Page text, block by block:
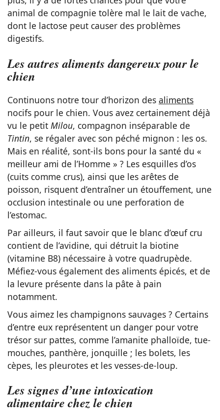
animal de compagnie tolère mal le lait de vache,
dont le lactose peut causer des problèmes
digestifs.
Les autres aliments dangereux pour le
chien
Continuons notre tour d’horizon des aliments
nocifs pour le chien. Vous avez certainement déjà
vu le petit Milou, compagnon inséparable de
Tintin, se régaler avec son péché mignon : les os.
Mais en réalité, sont-ils bons pour la santé du «
meilleur ami de l’Homme » ? Les esquilles d’os
(cuits comme crus), ainsi que les arêtes de
poisson, risquent d’entraîner un étouffement, une
occlusion intestinale ou une perforation de
l’estomac.
Par ailleurs, il faut savoir que le blanc d’œuf cru
contient de l’avidine, qui détruit la biotine
(vitamine B8) nécessaire à votre quadrupède.
Méfiez-vous également des aliments épicés, et de
la levure présente dans la pâte à pain
notamment.
Vous aimez les champignons sauvages ? Certains
d’entre eux représentent un danger pour votre
trésor sur pattes, comme l’amanite phalloïde, tue-
mouches, panthère, jonquille ; les bolets, les
cèpes, les pleurotes et les vesses-de-loup.
Les signes d’une intoxication
alimentaire chez le chien